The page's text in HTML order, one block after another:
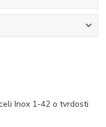
Inox 1-42 o tvrdosti